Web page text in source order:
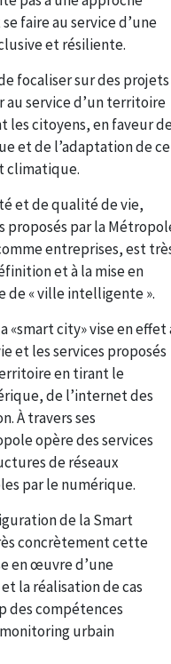
faire au service d’une
et résiliente.
focaliser sur des projets
service d’un territoire
les citoyens, en faveur
et de l’adaptation de ce
climatique.
et de qualité de vie,
proposés par la
entreprises, est
et à la mise en
de « ville intelligente ».
«smart city» vise en effet
et les services proposés
en tirant le
de l’internet des
À travers ses
opère des services
de réseaux
par le numérique.
de la Smart
concrètement cette
en œuvre d’une
la réalisation de cas
des compétences
urbain